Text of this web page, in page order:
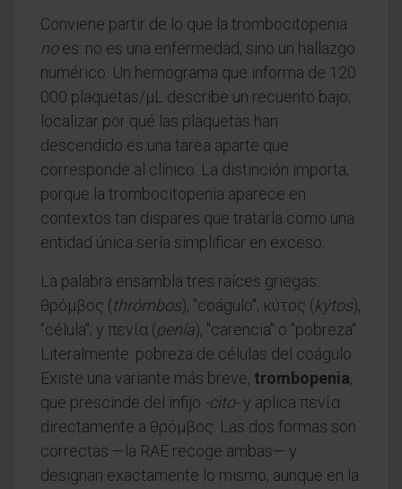
Conviene partir de lo que la trombocitopenia
noes: no es una enfermedad, sino un hallazgo
numérico. Un hemograma que informa de 120
000 plaquetas/µL describe un recuento bajo;
localizar por qué las plaquetas han
descendido es una tarea aparte que
corresponde al clínico. La distinción importa,
porque la trombocitopenia aparece en
contextos tan dispares que tratarla como una
entidad única sería simplificar en exceso.
La palabra ensambla tres raíces griegas:
θρόμβος (thrómbos), "coágulo"; κύτος (kýtos),
"célula"; y πενία (penía), "carencia" o "pobreza".
Literalmente: pobreza de células del coágulo.
Existe una variante más breve, trombopenia,
que prescinde del infijo -cito-y aplica πενία
directamente a θρόμβος. Las dos formas son
correctas —la RAE recoge ambas— y
designan exactamente lo mismo, aunque en la